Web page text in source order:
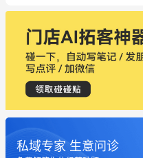
私域专家 生意问诊